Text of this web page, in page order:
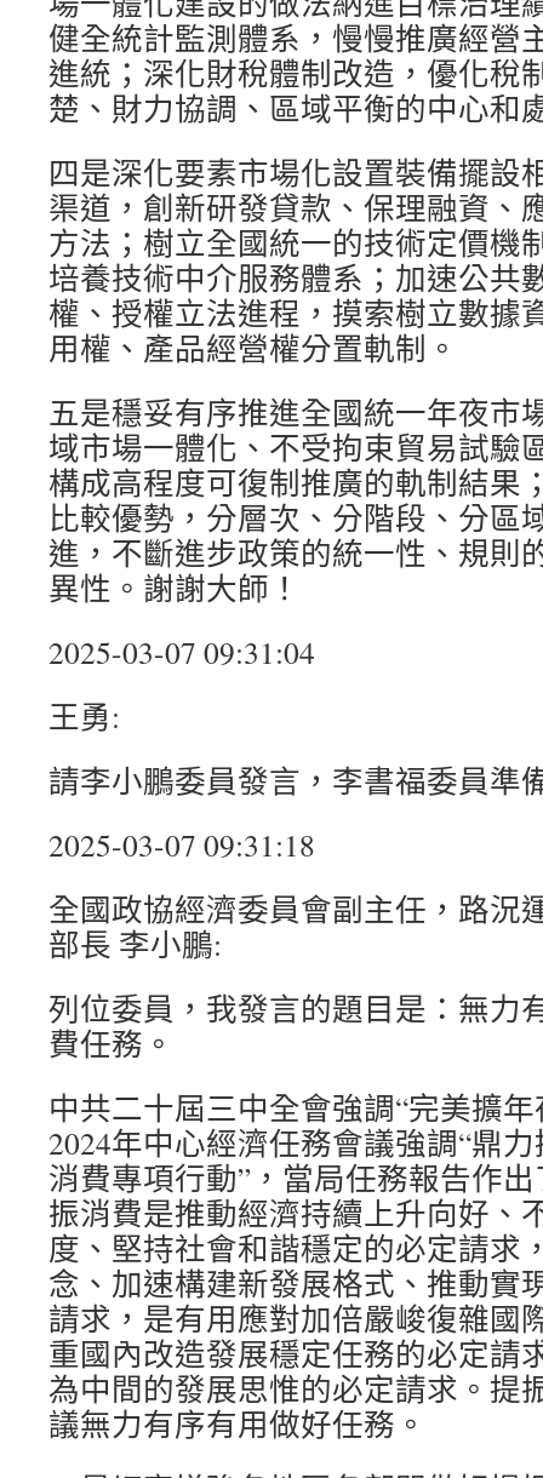
健全統計監測體系，慢慢推廣經營
進統；深化財稅體制改造，優化稅
楚、財力協調、區域平衡的中心和
四是深化要素市場化設置裝備擺設
渠道，創新研發貸款、保理融資、
方法；樹立全國統一的技術定價機
培養技術中介服務體系；加速公共
權、授權立法進程，摸索樹立數據
用權、產品經營權分置軌制。
五是穩妥有序推進全國統一年夜市
域市場一體化、不受拘束貿易試驗
構成高程度可復制推廣的軌制結果
比較優勢，分層次、分階段、分區
進，不斷進步政策的統一性、規則
異性。謝謝大師！
2025-03-07 09:31:04
王勇:
請李小鵬委員發言，李書福委員準
2025-03-07 09:31:18
全國政協經濟委員會副主任，路況
部長 李小鵬:
列位委員，我發言的題目是：無力
費任務。
中共二十屆三中全會強調“完美擴
2024年中心經濟任務會議強調“鼎
消費專項行動”，當局任務報告作
振消費是推動經濟持續上升向好、
度、堅持社會和諧穩定的必定請求
念、加速構建新發展格式、推動實
請求，是有用應對加倍嚴峻復雜國
重國內改造發展穩定任務的必定請
為中間的發展思惟的必定請求。提
議無力有序有用做好任務。